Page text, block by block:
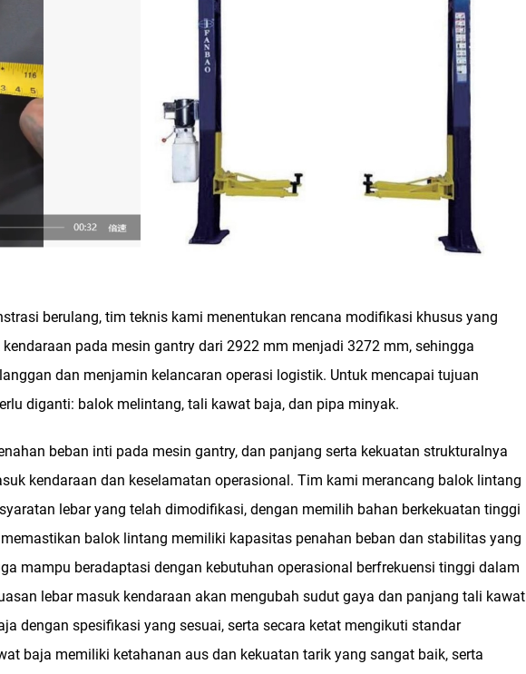
berulang, tim teknis kami menentukan rencana modifikasi khusus yang
pada mesin gantry dari 2922 mm menjadi 3272 mm, sehingga
dan menjamin kelancaran operasi logistik. Untuk mencapai tujuan
diganti: balok melintang, tali kawat baja, dan pipa minyak.
beban inti pada mesin gantry, dan panjang serta kekuatan strukturalnya
kendaraan dan keselamatan operasional. Tim kami merancang balok lintang
lebar yang telah dimodifikasi, dengan memilih bahan berkekuatan tinggi
balok lintang memiliki kapasitas penahan beban dan stabilitas yang
mampu beradaptasi dengan kebutuhan operasional berfrekuensi tinggi dalam
lebar masuk kendaraan akan mengubah sudut gaya dan panjang tali kawat
dengan spesifikasi yang sesuai, serta secara ketat mengikuti standar
baja memiliki ketahanan aus dan kekuatan tarik yang sangat baik, serta